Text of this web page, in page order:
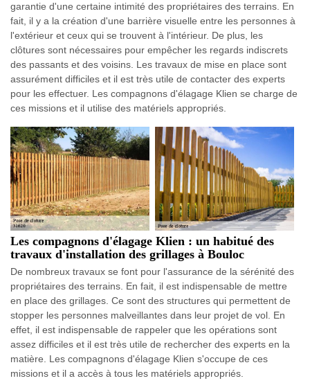
garantie d'une certaine intimité des propriétaires des terrains. En
fait, il y a la création d'une barrière visuelle entre les personnes à
l'extérieur et ceux qui se trouvent à l'intérieur. De plus, les
clôtures sont nécessaires pour empêcher les regards indiscrets
des passants et des voisins. Les travaux de mise en place sont
assurément difficiles et il est très utile de contacter des experts
pour les effectuer. Les compagnons d'élagage Klien se charge de
ces missions et il utilise des matériels appropriés.
Les compagnons d'élagage Klien : un habitué des
travaux d'installation des grillages à Bouloc
De nombreux travaux se font pour l'assurance de la sérénité des
propriétaires des terrains. En fait, il est indispensable de mettre
en place des grillages. Ce sont des structures qui permettent de
stopper les personnes malveillantes dans leur projet de vol. En
effet, il est indispensable de rappeler que les opérations sont
assez difficiles et il est très utile de rechercher des experts en la
matière. Les compagnons d'élagage Klien s'occupe de ces
missions et il a accès à tous les matériels appropriés.